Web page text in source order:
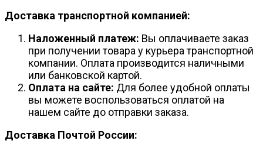
Доставка транспортной компанией:
Наложенный платеж: Вы оплачиваете заказ
при получении товара у курьера транспортной
компании. Оплата производится наличными
или банковской картой.
Оплата на сайте: Для более удобной оплаты
вы можете воспользоваться оплатой на
нашем сайте до отправки заказа.
Доставка Почтой России: